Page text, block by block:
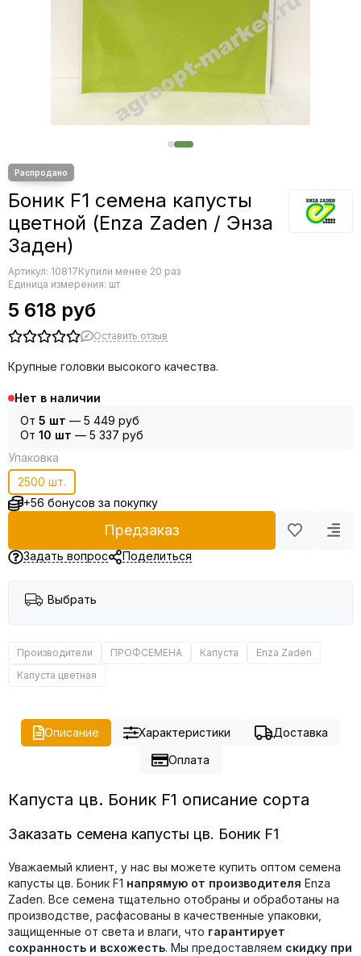
Сельдерей
Земляника
Микрозелень - семена для проращивания
Фасоль
Фенхель
Боник F1 семена капусты
цветной (Enza Zaden / Энза
Заден)
Артикул: 10817Купили менее 20 раз
Единица измерения: шт
5 618 руб
Оставить отзыв
Крупные головки высокого качества.
Нет в наличии
От 5 шт — 5 449 руб
От 10 шт — 5 337 руб
Упаковка
2500 шт.
+56 бонусов за покупку
Предзаказ
Задать вопрос Поделиться
Выбрать
Производители ПРОФСЕМЕНА Капуста
Enza Zaden
Капуста цветная
Описание Характеристики
Доставка
Оплата
Капуста цв. Боник F1 описание сорта
Заказать семена капусты цв. Боник F1
Уважаемый клиент, у нас вы можете купить оптом семена
капусты цв. Боник F1 напрямую от производителя Enza
Zaden. Все семена тщательно отобраны и обработаны на
производстве, расфасованы в качественные упаковки,
защищенные от света и влаги, что гарантирует
сохранность и всхожесть. Мы предоставляем скидку при